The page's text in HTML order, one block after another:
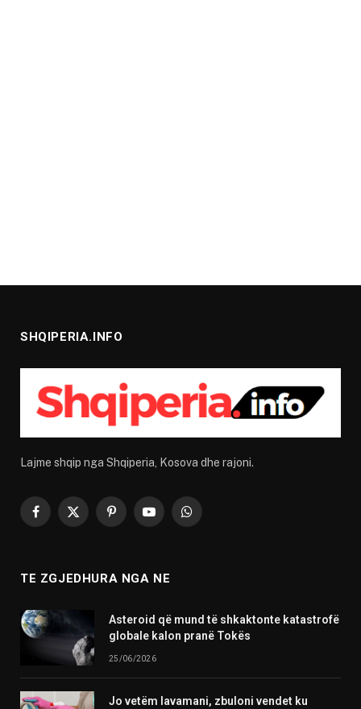
SHQIPERIA.INFO
Lajme shqip nga Shqiperia, Kosova dhe rajoni.
Facebook
X
PinterestYouTubeWhatsApp
TE ZGJEDHURA NGA NE
Asteroid që mund të shkaktonte katastrofë
globale kalon pranë Tokës
25/06/2026
Jo vetëm lavamani, zbuloni vendet ku